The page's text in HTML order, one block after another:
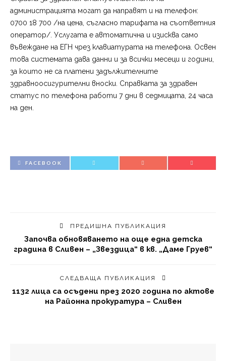
администрацията могат да направят и на телефон:
0700 18 700 /на цена, съгласно тарифата на съответния
оператор/. Услугата е автоматична и изисква само
въвеждане на ЕГН чрез клавиатурата на телефона. Освен
това системата дава данни и за всички месеци и години,
за които не са платени задължителните
здравноосигурителни вноски. Справката за здравен
статус по телефона работи 7 дни в седмицата, 24 часа
на ден.
FACEBOOK
ПРЕДИШНА ПУБЛИКАЦИЯ
Започва обновяването на още една детска
градина в Сливен – „Звездица“ в кв. „Даме Груев“
СЛЕДВАЩА ПУБЛИКАЦИЯ
1132 лица са осъдени през 2020 година по актове
на Районна прокуратура – Сливен